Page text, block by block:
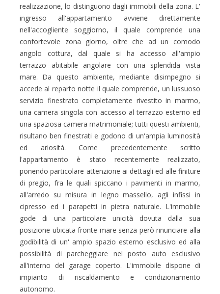
realizzazione, lo distinguono dagli immobili della zona. L'
ingresso all'appartamento avviene direttamente
nell'accogliente soggiorno, il quale comprende una
confortevole zona giorno, oltre che ad un comodo
angolo cottura, dal quale si ha accesso all'ampio
terrazzo abitabile angolare con una splendida vista
mare. Da questo ambiente, mediante disimpegno si
accede al reparto notte il quale comprende, un lussuoso
servizio finestrato completamente rivestito in marmo,
una camera singola con accesso al terrazzo esterno ed
una spaziosa camera matrimoniale; tutti questi ambienti,
risultano ben finestrati e godono di un'ampia luminosità
ed ariosità. Come precedentemente scritto
l'appartamento è stato recentemente realizzato,
ponendo particolare attenzione ai dettagli ed alle finiture
di pregio, fra le quali spiccano i pavimenti in marmo,
all'arredo su misura in legno massello, agli infissi in
cipresso ed i parapetti in pietra naturale. L'immobile
gode di una particolare unicità dovuta dalla sua
posizione ubicata fronte mare senza però rinunciare alla
godibilità di un' ampio spazio esterno esclusivo ed alla
possibilità di parcheggiare nel posto auto esclusivo
all'interno del garage coperto. L'immobile dispone di
impianto di riscaldamento e condizionamento
autonomo.